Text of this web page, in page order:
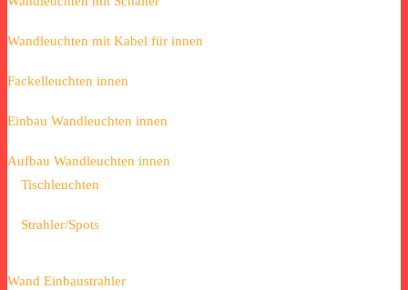
Wandleuchten mit Kabel für innen
Fackelleuchten innen
Einbau Wandleuchten innen
Aufbau Wandleuchten innen
Tischleuchten
Strahler/Spots
Wand Einbaustrahler